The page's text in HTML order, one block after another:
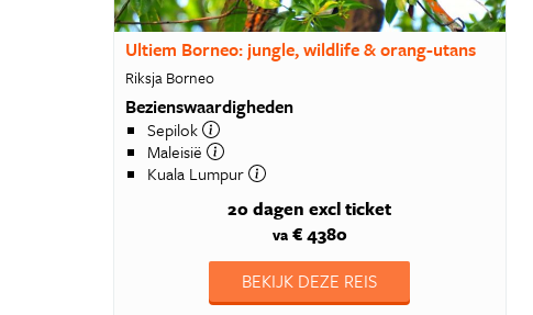
Ultiem Borneo: jungle, wildlife & orang-utans
Riksja Borneo
Bezienswaardigheden
Sepilok
Maleisië
Kuala Lumpur
20 dagen excl ticket
va€ 4380
BEKIJK DEZE REIS